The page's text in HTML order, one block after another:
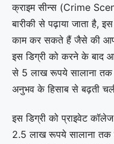
क्राइम सीन्स (Crime
बारीकी से पढ़ाया जाता है,
काम कर सकते हैं जैसे की
इस डिग्री को करने के बाद
से 5 लाख रूपये सालाना
अनुभव के हिसाब से बढ़ती
इस डिग्री को प्राइवेट
2.5 लाख रूपये सालाना तक